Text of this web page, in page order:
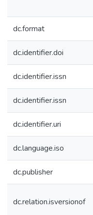
dc.format
dc.identifier.doi
dc.identifier.issn
dc.identifier.issn
dc.identifier.uri
dc.language.iso
dc.publisher
dc.relation.isversionof